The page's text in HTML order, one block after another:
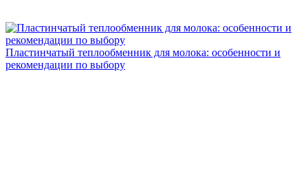
Пластинчатый теплообменник для молока: особенности и
рекомендации по выбору